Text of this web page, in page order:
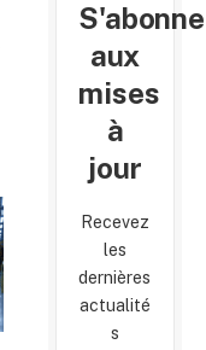
aux
mises
à
jour
Recevez
les
dernières
actualité
s